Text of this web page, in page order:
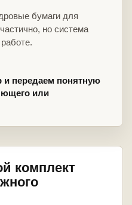
бумаги для
но система
передаем понятную
или
комплект